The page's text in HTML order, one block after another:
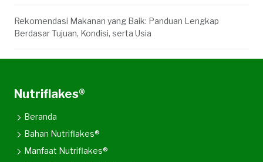
Rekomendasi Makanan yang Baik: Panduan Lengkap
Berdasar Tujuan, Kondisi, serta Usia
Nutriflakes®
Beranda
Bahan Nutriflakes®
Manfaat Nutriflakes®